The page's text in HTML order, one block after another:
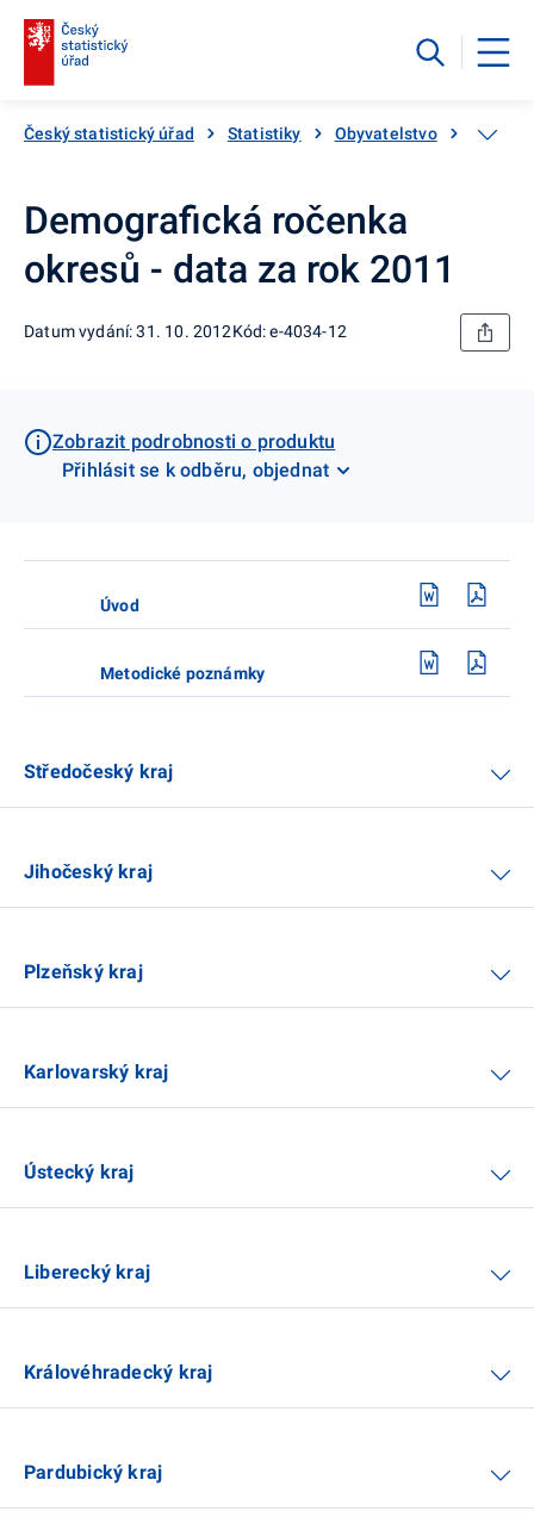
Český statistický úřad Statistiky Obyvatelstvo
Demografická ročenka
okresů - data za rok 2011
Datum vydání: 31. 10. 2012Kód: e-4034-12
Zobrazit podrobnosti o produktu
Přihlásit se k odběru, objednat
Úvod
Metodické poznámky
Středočeský kraj
Jihočeský kraj
Plzeňský kraj
Karlovarský kraj
Ústecký kraj
Liberecký kraj
Královéhradecký kraj
Pardubický kraj